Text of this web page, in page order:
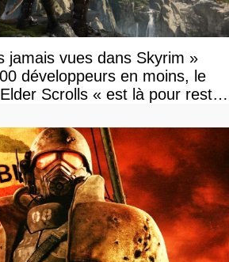
jamais vues dans Skyrim »
développeurs en moins, le
Scrolls « est là pour rester